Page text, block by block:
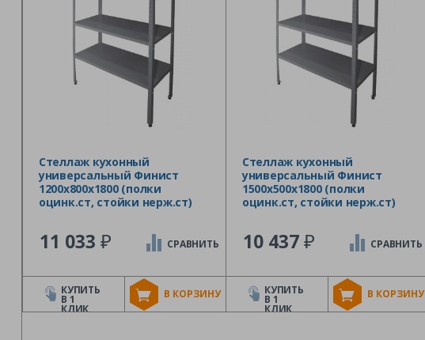
Стеллаж кухонный
универсальный Финист
1200х800х1800 (полки
оцинк.ст, стойки нерж.ст)
11 033 ₽
В КОРЗИНУ
СРАВНИТЬ
КУПИТЬ
В 1
КЛИК
Стеллаж кухонный
универсальный Финист
1500х500х1800 (полки
оцинк.ст, стойки нерж.ст)
10 437₽
В КОРЗИНУ
СРАВНИТЬ
КУПИТЬ
В 1
КЛИК